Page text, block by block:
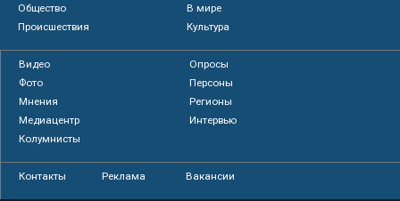
Общество
В мире
Происшествия
Культура
Видео
Опросы
Фото
Персоны
Мнения
Регионы
Медиацентр
Интервью
Колумнисты
Контакты Реклама Вакансии